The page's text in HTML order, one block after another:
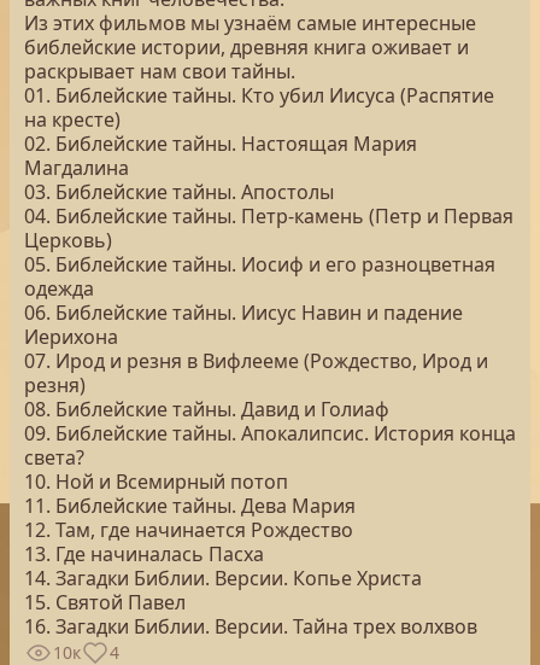
Из этих фильмов мы узнаём самые интересные
библейские истории, древняя книга оживает и
раскрывает нам свои тайны.
01. Библейские тайны. Кто убил Иисуса (Распятие
на кресте)
02. Библейские тайны. Настоящая Мария
Магдалина
03. Библейские тайны. Апостолы
04. Библейские тайны. Петр-камень (Петр и Первая
Церковь)
05. Библейские тайны. Иосиф и его разноцветная
одежда
06. Библейские тайны. Иисус Навин и падение
Иерихона
07. Ирод и резня в Вифлееме (Рождество, Ирод и
резня)
08. Библейские тайны. Давид и Голиаф
09. Библейские тайны. Апокалипсис. История конца
света?
10. Ной и Всемирный потоп
11. Библейские тайны. Дева Мария
12. Там, где начинается Рождество
13. Где начиналась Пасха
14. Загадки Библии. Версии. Копье Христа
15. Святой Павел
16. Загадки Библии. Версии. Тайна трех волхвов
10к 4